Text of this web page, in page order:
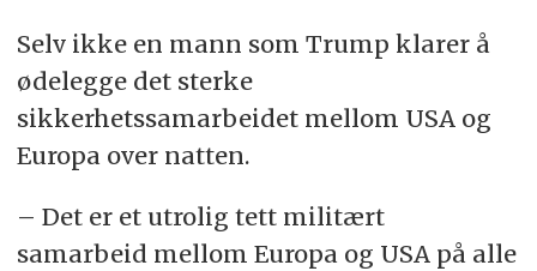
Selv ikke en mann som Trump klarer å
ødelegge det sterke
sikkerhetssamarbeidet mellom USA og
Europa over natten.
– Det er et utrolig tett militært
samarbeid mellom Europa og USA på alle